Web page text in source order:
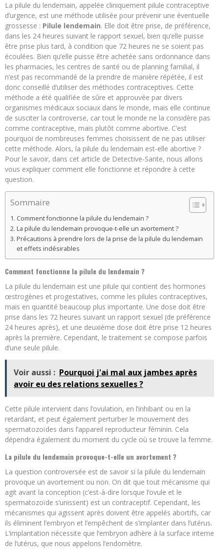
La pilule du lendemain, appelée cliniquement pilule contraceptive
d’urgence, est une méthode utilisée pour prévenir une éventuelle
grossesse : Pilule lendemain. Elle doit être prise, de préférence,
dans les 24 heures suivant le rapport sexuel, bien qu’elle puisse
être prise plus tard, à condition que 72 heures ne se soient pas
écoulées. Bien qu’elle puisse être achetée sans ordonnance dans
les pharmacies, les centres de santé ou de planning familial, il
n’est pas recommandé de la prendre de manière répétée, il est
donc conseillé d’utiliser des méthodes contraceptives. Cette
méthode a été qualifiée de sûre et approuvée par divers
organismes médicaux sociaux dans le monde, mais elle continue
de susciter la controverse, car tout le monde ne la considère pas
comme contraceptive, mais plutôt comme abortive. C’est
pourquoi de nombreuses femmes choisissent de ne pas utiliser
cette méthode. Alors, la pilule du lendemain est-elle abortive ?
Pour le savoir, dans cet article de Detective-Sante, nous allons
vous expliquer comment elle fonctionne et répondre à cette
question.
Sommaire
Comment fonctionne la pilule du lendemain ?
La pilule du lendemain provoque-t-elle un avortement ?
Précautions à prendre lors de la prise de la pilule du lendemain
et effets indésirables
Comment fonctionne la pilule du lendemain ?
La pilule du lendemain est une pilule qui contient des hormones
œstrogènes et progestatives, comme les pilules contraceptives,
mais en quantité beaucoup plus importante. Une dose doit être
prise dans les 72 heures suivant un rapport sexuel (de préférence
24 heures après), et une deuxième dose doit être prise 12 heures
après la première. Cependant, le traitement se compose parfois
d’une seule pilule.
Voir aussi : Pourquoi j'ai mal aux jambes après
avoir eu des relations sexuelles ?
Cette pilule intervient dans l’ovulation, en l’inhibant ou en la
retardant, et peut également perturber le mouvement des
spermatozoïdes dans l’appareil reproducteur féminin. Cela
dépendra également du moment du cycle où se trouve la femme.
La pilule du lendemain provoque-t-elle un avortement ?
La question controversée est de savoir si la pilule du lendemain
provoque un avortement ou non. On dit que tout mécanisme qui
agit avant la conception (c’est-à-dire lorsque l’ovule et le
spermatozoïde s’unissent) est un contraceptif. Cependant, les
mécanismes qui agissent après doivent être appelés abortifs, car
ils éliminent l’embryon et l’empêchent de s’implanter dans l’utérus.
L’implantation nécessite que l’embryon adhère à la surface interne
de l’utérus, que nous appelons l’endomètre.